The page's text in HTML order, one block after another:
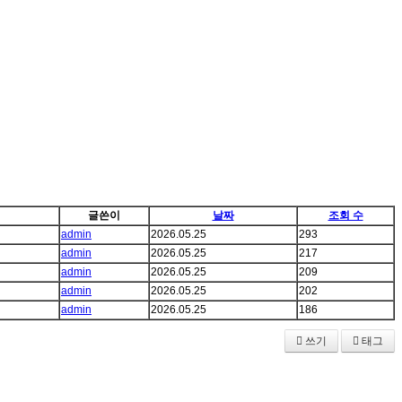
글쓴이 날짜
조회 수
admin
2026.05.25
293
admin
2026.05.25
217
admin
2026.05.25
209
admin
2026.05.25
202
admin
2026.05.25 186
쓰기 태그